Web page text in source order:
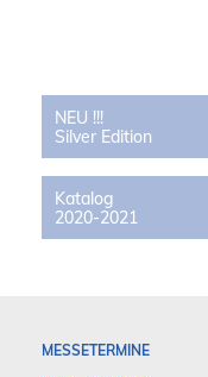
NEU !!!
Silver Edition
Katalog
2020-2021
MESSETERMINE